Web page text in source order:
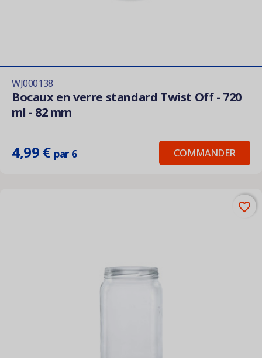
WJ000138
Bocaux en verre standard Twist Off - 720
ml - 82 mm
4,99 € par 6 COMMANDER
favorite_border